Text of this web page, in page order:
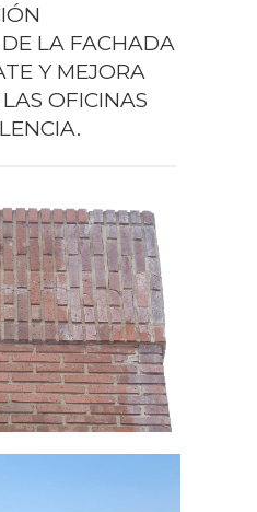
LA FACHADA
Y MEJORA
OFICINAS